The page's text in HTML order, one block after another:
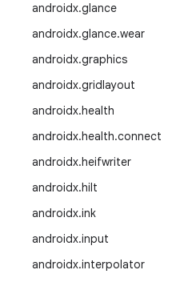
androidx.glance
androidx.glance.wear
androidx.graphics
androidx.gridlayout
androidx.health
androidx.health.connect
androidx.heifwriter
androidx.hilt
androidx.ink
androidx.input
androidx.interpolator